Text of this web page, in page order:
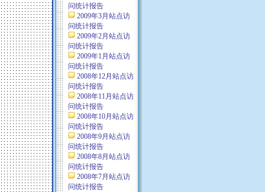
问统计报告
2009年3月站点访
问统计报告
2009年2月站点访
问统计报告
2009年1月站点访
问统计报告
2008年12月站点访
问统计报告
2008年11月站点访
问统计报告
2008年10月站点访
问统计报告
2008年9月站点访
问统计报告
2008年8月站点访
问统计报告
2008年7月站点访
问统计报告